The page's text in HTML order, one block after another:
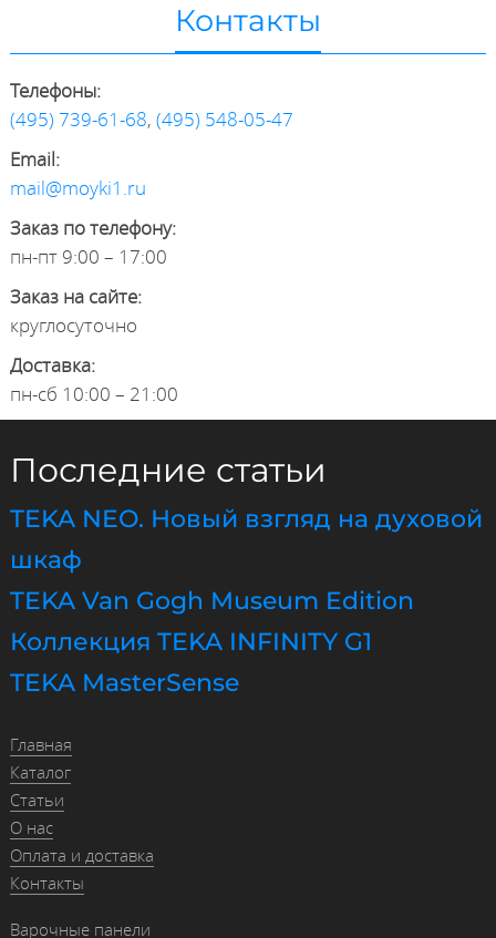
Контакты
Телефоны:
(495) 739-61-68, (495) 548-05-47
Email:
mail@moyki1.ru
Заказ по телефону:
пн-пт 9:00 – 17:00
Заказ на сайте:
круглосуточно
Доставка:
пн-сб 10:00 – 21:00
Последние статьи
TEKA NEO. Новый взгляд на духовой
шкаф
TEKA Van Gogh Museum Edition
Коллекция TEKA INFINITY G1
TEKA MasterSense
Главная
Каталог
Статьи
О нас
Оплата и доставка
Контакты
Варочные панели